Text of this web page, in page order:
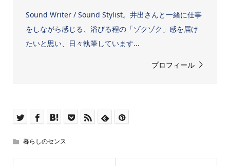
Sound Writer / Sound Stylist。井出さんと一緒に仕事
をしながら感じる、浴びる程の「ゾクゾク」感を届け
たいと思い、日々執筆しています...
プロフィール
暮らしのセンス